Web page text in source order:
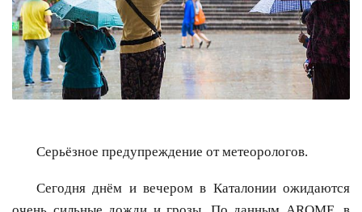
Серьёзное предупреждение от метеорологов.
Сегодня днём и вечером в Каталонии ожидаются